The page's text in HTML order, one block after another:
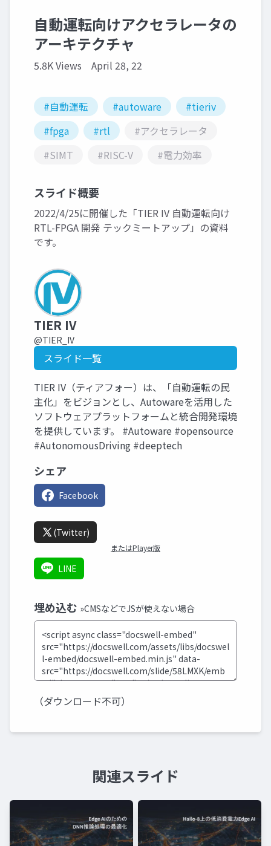
自動運転向けアクセラレータの
アーキテクチャ
5.8K Views April 28, 22
#自動運転 #autoware
#tieriv
#fpga
#rtl
#アクセラレータ
#SIMT
#RISC-V #電力効率
スライド概要
2022/4/25に開催した「TIER IV 自動運転向け
RTL-FPGA 開発 テックミートアップ」の資料
です。
TIER IV
@TIER_IV
スライド一覧
TIER IV（ティアフォー）は、「自動運転の民
主化」をビジョンとし、Autowareを活用した
ソフトウェアプラットフォームと統合開発環境
を提供しています。 #Autoware #opensource
#AutonomousDriving #deeptech
シェア
Facebook
(Twitter)
またはPlayer版
LINE
埋め込む »CMSなどでJSが使えない場合
（ダウンロード不可）
関連スライド